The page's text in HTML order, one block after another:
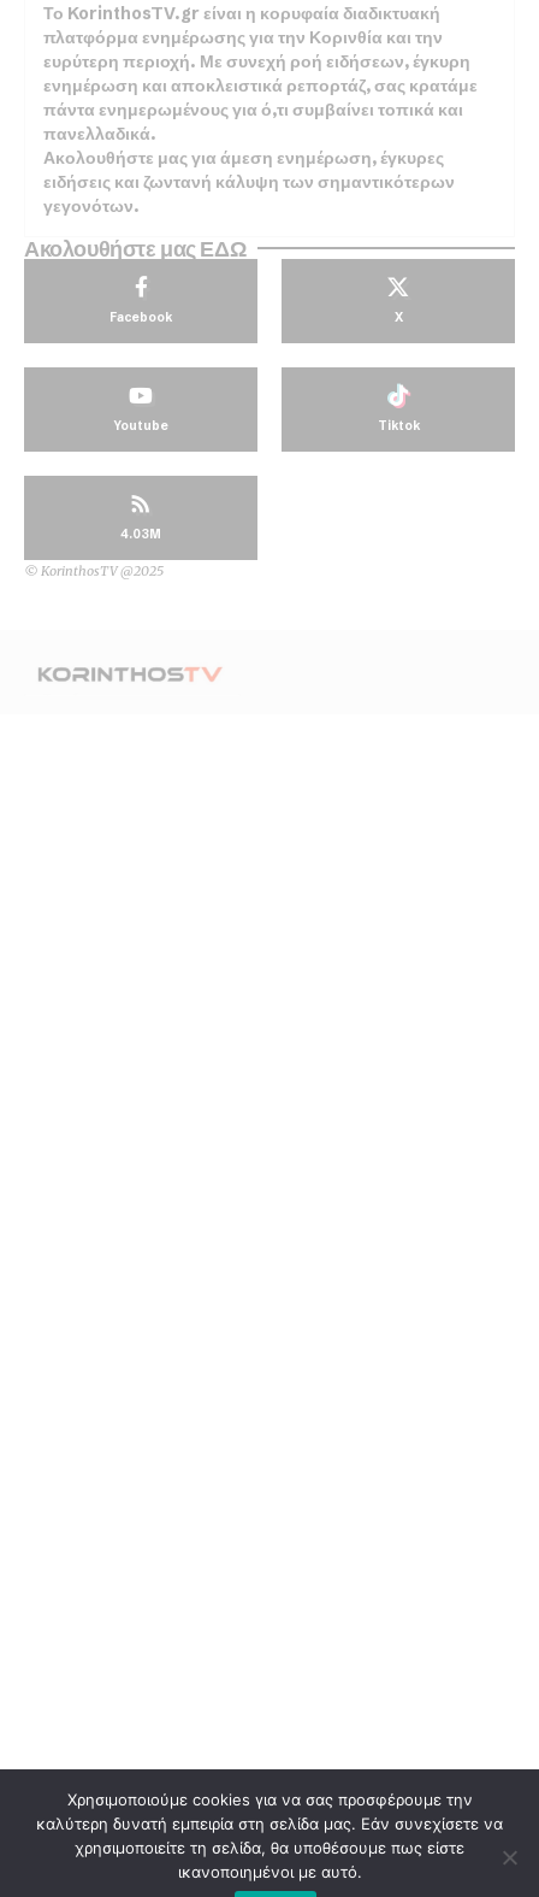
Το KorinthosTV.gr είναι η κορυφαία διαδικτυακή
πλατφόρμα ενημέρωσης για την Κορινθία και την
ευρύτερη περιοχή. Με συνεχή ροή ειδήσεων, έγκυρη
ενημέρωση και αποκλειστικά ρεπορτάζ, σας κρατάμε
πάντα ενημερωμένους για ό,τι συμβαίνει τοπικά και
πανελλαδικά.
Ακολουθήστε μας για άμεση ενημέρωση, έγκυρες
ειδήσεις και ζωντανή κάλυψη των σημαντικότερων
γεγονότων.
Ακολουθήστε μας ΕΔΩ
Facebook X
Youtube Tiktok
4.03M
© KorinthosTV @2025
Χρησιμοποιούμε cookies για να σας προσφέρουμε την
καλύτερη δυνατή εμπειρία στη σελίδα μας. Εάν συνεχίσετε να
χρησιμοποιείτε τη σελίδα, θα υποθέσουμε πως είστε
ικανοποιημένοι με αυτό.